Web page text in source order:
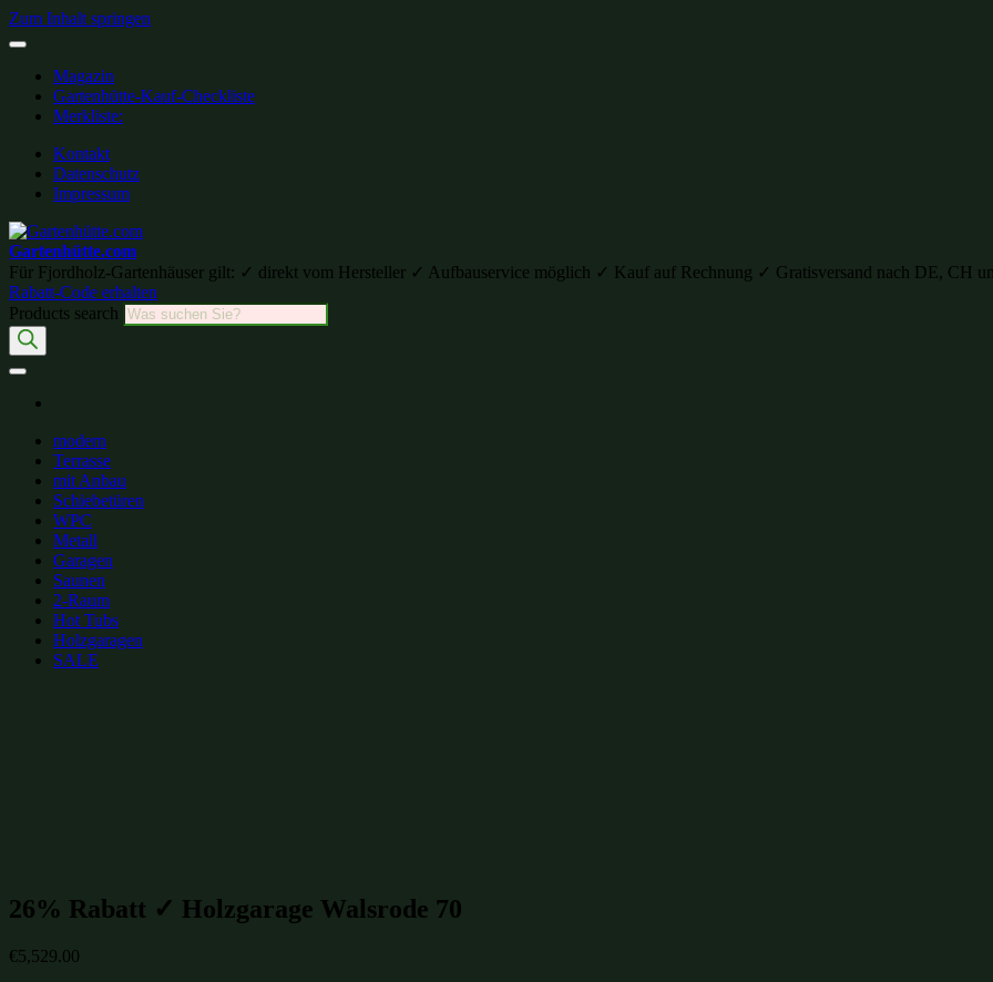
Zum Inhalt springen
Magazin
Gartenhütte-Kauf-Checkliste
Merkliste:
Kontakt
Datenschutz
Impressum
Gartenhütte.com
Für Fjordholz-Gartenhäuser gilt: ✓ direkt vom Hersteller ✓ Aufbauservice möglich ✓ Kauf auf Rechnung ✓ Gratisversand nach DE, CH
Rabatt-Code erhalten
Products search
modern
Terrasse
mit Anbau
Schiebetüren
WPC
Metall
Garagen
Saunen
2-Raum
Hot Tubs
Holzgaragen
SALE
26% Rabatt ✓ Holzgarage Walsrode 70
€5,529.00